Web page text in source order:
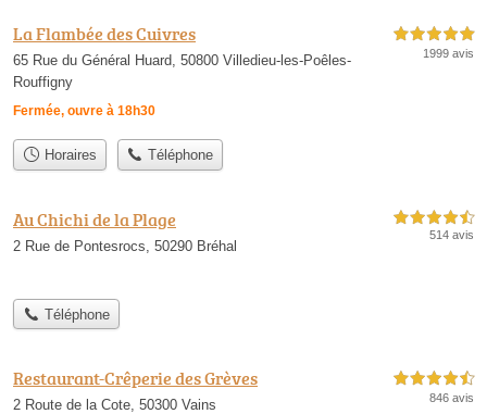
La Flambée des Cuivres
65 Rue du Général Huard, 50800 Villedieu-les-Poêles-
Rouffigny
Fermée, ouvre à 18h30
5,0 étoiles sur 5
1999 avis
Horaires Téléphone
Au Chichi de la Plage
2 Rue de Pontesrocs, 50290 Bréhal
4,5 étoiles sur 5
514 avis
Téléphone
Restaurant-Crêperie des Grèves
2 Route de la Cote, 50300 Vains
4,5 étoiles sur 5
846 avis